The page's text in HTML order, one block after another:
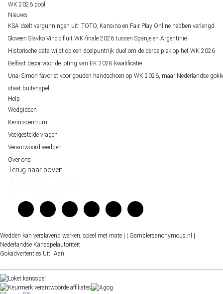
WK 2026 pool
Nieuws
KSA deelt vergunningen uit: TOTO, Kansino en Fair Play Online hebben verlengd
Sloveen Slavko Vincic fluit WK-finale 2026 tussen Spanje en Argentinië
Historische data wijst op een doelpuntrijk duel om de derde plek op het WK 2026
Belfast decor voor de loting van EK 2028 kwalificatie
Unai Simón favoriet voor gouden handschoen op WK 2026, maar Nederlandse
staat buitenspel
Help
Wedgidsen
Kenniscentrum
Veelgestelde vragen
Verantwoord wedden
Over ons
Terug naar boven
Wedden kan verslavend werken, speel met mate | | Gamblersanonymous.nl |
Nederlandse Kansspelautoriteit
Gokadvertenties Uit Aan